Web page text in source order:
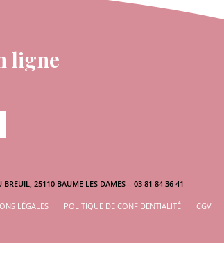
ligne
BREUIL, 25110 BAUME LES DAMES – 03 81 84 36 41
LÉGALES POLITIQUE DE CONFIDENTIALITÉ CGV